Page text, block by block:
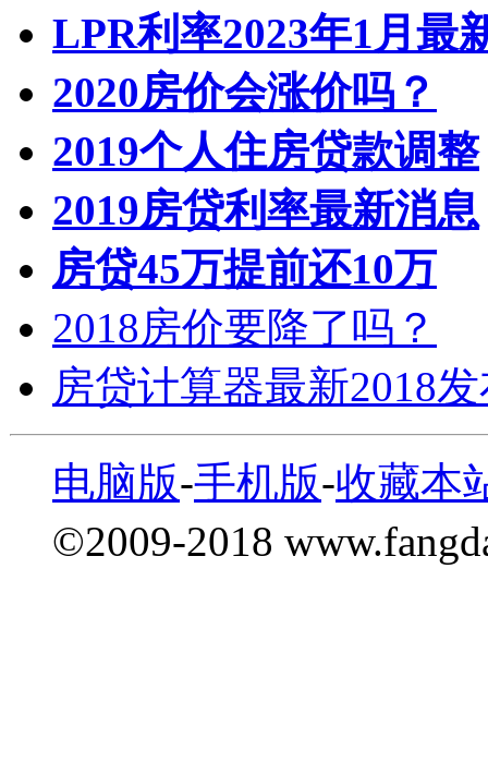
LPR利率2023年1月最
2020房价会涨价吗？
2019个人住房贷款调整
2019房贷利率最新消息
房贷45万提前还10万
2018房价要降了吗？
房贷计算器最新2018
电脑版-手机版-收藏本
©2009-2018